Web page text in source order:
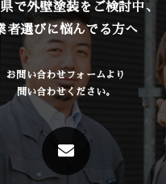
で外壁塗装をご検討中、
者選びに悩んでる方へ
お問い合わせフォームより
問い合わせください。